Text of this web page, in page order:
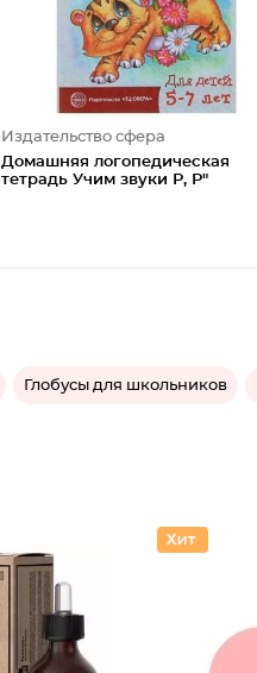
Издательство сфера
Домашняя логопедическая
тетрадь Учим звуки Р, Р"
Глобусы для школьников